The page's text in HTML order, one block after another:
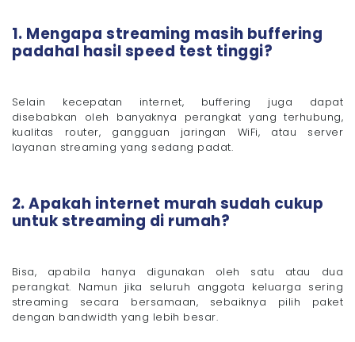
1. Mengapa streaming masih buffering
padahal hasil speed test tinggi?
Selain kecepatan internet, buffering juga dapat
disebabkan oleh banyaknya perangkat yang terhubung,
kualitas router, gangguan jaringan WiFi, atau server
layanan streaming yang sedang padat.
2. Apakah internet murah sudah cukup
untuk streaming di rumah?
Bisa, apabila hanya digunakan oleh satu atau dua
perangkat. Namun jika seluruh anggota keluarga sering
streaming secara bersamaan, sebaiknya pilih paket
dengan bandwidth yang lebih besar.